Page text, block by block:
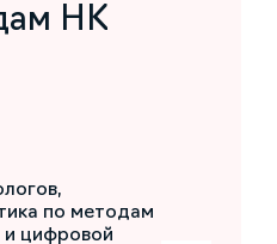
НК
по методам
цифровой